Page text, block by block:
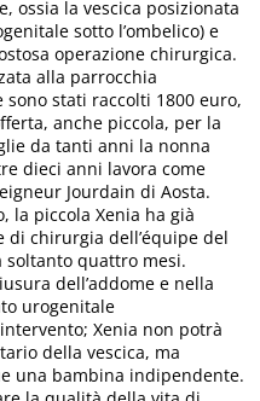
ossia la vescica posizionata
sotto l’ombelico) e
operazione chirurgica.
alla parrocchia
stati raccolti 1800 euro,
anche piccola, per la
da tanti anni la nonna
dieci anni lavora come
Jourdain di Aosta.
la piccola Xenia ha già
di chirurgia dell’équipe del
soltanto quattro mesi.
dell’addome e nella
urogenitale
Xenia non potrà
della vescica, ma
una bambina indipendente.